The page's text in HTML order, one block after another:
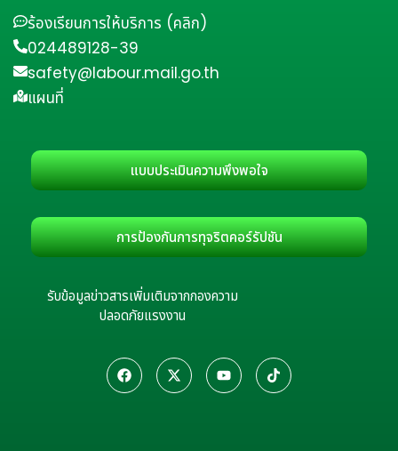
ร้องเรียนการให้บริการ (คลิก)
024489128-39
safety@labour.mail.go.th
แผนที่
แบบประเมินความพึงพอใจ
การป้องกันการทุจริตคอร์รัปชัน
รับข้อมูลข่าวสารเพิ่มเติมจากกองความ
ปลอดภัยแรงงาน